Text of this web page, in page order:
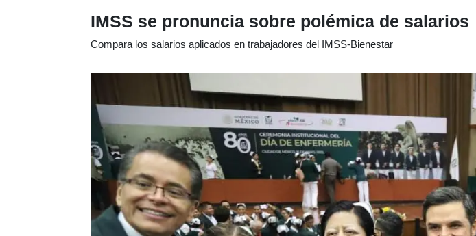
IMSS se pronuncia sobre polémica de salarios
Compara los salarios aplicados en trabajadores del IMSS-Bienestar